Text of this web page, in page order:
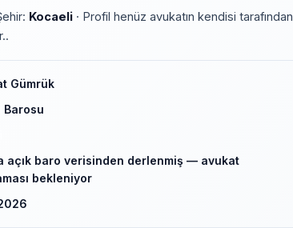
Kocaeli · Profil henüz avukatın kendisi tarafından
Gümrük
Barosu
açık baro verisinden derlenmiş — avukat
bekleniyor